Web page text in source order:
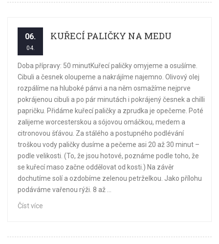
06.
04.
KUŘECÍ PALIČKY NA MEDU
Doba přípravy: 50 minutKuřecí paličky omyjeme a osušíme.
Cibuli a česnek oloupeme a nakrájíme najemno. Olivový olej
rozpálíme na hluboké pánvi a na něm osmažíme nejprve
pokrájenou cibuli a po pár minutách i pokrájený česnek a chilli
papričku. Přidáme kuřecí paličky a zprudka je opečeme. Poté
zalijeme worcesterskou a sójovou omáčkou, medem a
citronovou šťávou. Za stálého a postupného podlévání
troškou vody paličky dusíme a pečeme asi 20 až 30 minut –
podle velikosti. (To, že jsou hotové, poznáme podle toho, že
se kuřecí maso začne oddělovat od kosti.) Na závěr
dochutíme solí a ozdobíme zelenou petrželkou. Jako přílohu
podáváme vařenou rýži. 8 až ...
Číst více